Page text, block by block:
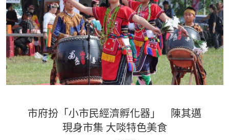
市府扮「小市民經濟孵化器」 陳其邁
現身市集 大啖特色美食